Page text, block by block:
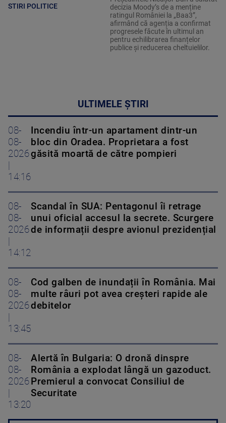
STIRI POLITICE
decizia Moody’s de a menține
ratingul României la „Baa3”,
afirmând că agenția a confirmat
progresele făcute în ultimul an
pentru echilibrarea finanțelor
publice și reducerea cheltuielilor.
ULTIMELE ȘTIRI
08-
08-
2026
14:16
Incendiu într-un apartament dintr-un
bloc din Oradea. Proprietara a fost
găsită moartă de către pompieri
08-
08-
2026
14:12
Scandal în SUA: Pentagonul îi retrage
unui oficial accesul la secrete. Scurgere
de informații despre avionul prezidențial
08-
08-
2026
13:45
Cod galben de inundații în România. Mai
multe râuri pot avea creșteri rapide ale
debitelor
08-
08-
2026
13:20
Alertă în Bulgaria: O dronă dinspre
România a explodat lângă un gazoduct.
Premierul a convocat Consiliul de
Securitate